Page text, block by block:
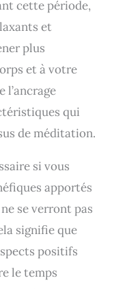
cette période,
et
plus
et à votre
l’ancrage
qui
de méditation.
si vous
apportés
se verront pas
signifie que
positifs
le temps